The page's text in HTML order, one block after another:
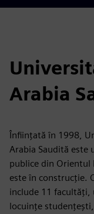
Arabia
Înființată în 1998,
Arabia Saudită este
publice din Orientul
este în construcție.
include 11 facultăți,
locuințe